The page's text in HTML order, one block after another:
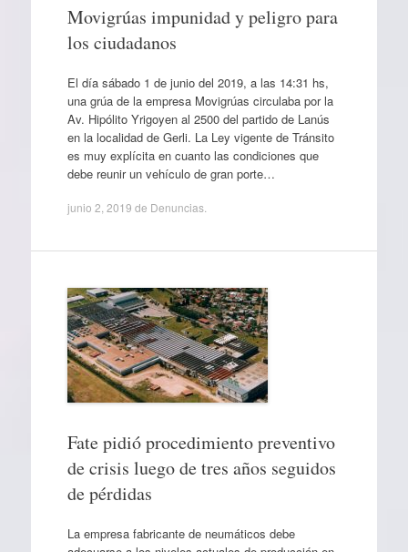
Movigrúas impunidad y peligro para
los ciudadanos
El día sábado 1 de junio del 2019, a las 14:31 hs,
una grúa de la empresa Movigrúas circulaba por la
Av. Hipólito Yrigoyen al 2500 del partido de Lanús
en la localidad de Gerli. La Ley vigente de Tránsito
es muy explícita en cuanto las condiciones que
debe reunir un vehículo de gran porte…
junio 2, 2019 de Denuncias.
Fate pidió procedimiento preventivo
de crisis luego de tres años seguidos
de pérdidas
La empresa fabricante de neumáticos debe